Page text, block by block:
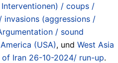
/ coups /
(aggressions /
/ sound
(USA), und West Asia
Iran 26-10-2024/ run-up.